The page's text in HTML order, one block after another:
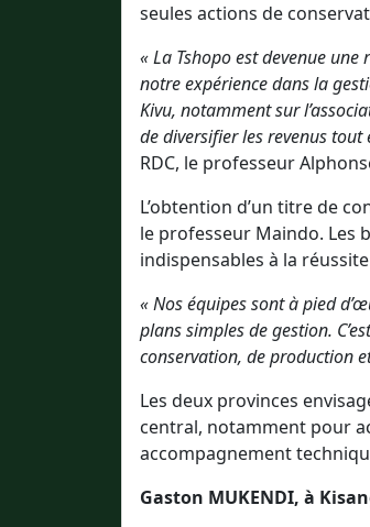
seules actions de
« La Tshopo est devenue
notre expérience dans la
Kivu, notamment sur
de diversifier les revenus tout
RDC, le professeur
L’obtention d’un titre de
le professeur Maindo. Les
indispensables à la
« Nos équipes sont à pied
plans simples de gestion.
conservation, de production
Les deux provinces
central, notamment pour
accompagnement
Gaston MUKENDI, à